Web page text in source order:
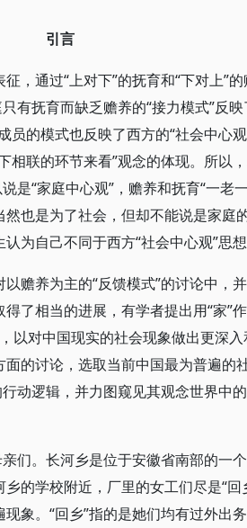
引言
，通过“上对下”的抚育和“下对上”
有抚育而缺乏赡养的“接力模式”反
的模式也反映了西方的“社会中心
相联的环节来看”观念的体现。所以
是“家庭中心观”，赡养和抚育“一老
也是为了社会，但却不能说是家庭
为自己不同于西方“社会中心观”思想
赡养为主的“反馈模式”的讨论中，
了相当的进展，有学者提出用“家”
对中国现实的社会现象做出更深入
面的讨论，选取当前中国最为普遍
动逻辑，并力图窥见其观念世界中
们。长河乡是位于安徽省南部的一
的学校附近，厂里的女工们尽是“回
象。“回乡”指的是她们均有过外出